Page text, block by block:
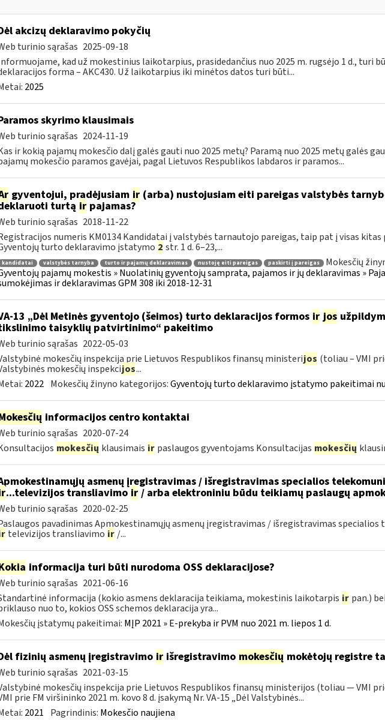
akcizų deklaravimo pokyčių
turinio sąrašas 2025-09-18
kad už mokestinius laikotarpius, prasidedančius nuo 2025 m. rugsėjo 1 d., turi
forma – AKC430. Už laikotarpius iki minėtos datos turi būti...
2025
skyrimo klausimais
turinio sąrašas 2024-11-19
ir kokią pajamų mokesčio dalį galės gauti nuo 2025 metų? Paramą nuo 2025 metų galės
mokesčio paramos gavėjai, pagal Lietuvos Respublikos labdaros ir paramos...
gyventojui, pradėjusiam ir(arba) nustojusiam eiti pareigas valstybės
turtą irpajamas?
turinio sąrašas 2018-11-22
numeris KM0134 Kandidatai į valstybės tarnautojo pareigas, taip pat į visas kitas
turto deklaravimo įstatymo 2 str. 1 d. 6–23,...
kandidatai valstybės tarnyba turto ir pajamų deklaravimas nustoję eiti pareigas paskirti į pareigas
Mokesčių
pajamų mokestis » Nuolatinių gyventojų samprata, pajamos ir jų deklaravimas »
ir deklaravimas GPM 308 iki 2018-12-31
13 „Dėl Metinės gyventojo (šeimos) turto deklaracijos formos ir jos
taisyklių patvirtinimo“ pakeitimo
turinio sąrašas 2022-05-03
mokesčių inspekcija prie Lietuvos Respublikos finansų ministerijos (toliau – VMI
mokesčių inspekcijos...
2022 Mokesčių žinyno kategorijos:Gyventojų turto deklaravimo įstatymo pakeitimai
informacijos centro kontaktai
turinio sąrašas 2020-07-24
mokesčių klausimais ir paslaugos gyventojams Konsultacijas mokesčių
asmenų įregistravimas / išregistravimas specialios
...televizijos transliavimo ir/ arba elektroniniu būdu teikiamų paslaugų
turinio sąrašas 2020-02-25
pavadinimas Apmokestinamųjų asmenų įregistravimas / išregistravimas specialios
televizijos transliavimo ir /...
informacija turi būti nurodoma OSS deklaracijose?
turinio sąrašas 2021-06-16
informacija (kokio asmens deklaracija teikiama, mokestinis laikotarpis ir pan.)
nuo to, kokios OSS schemos deklaracija yra...
įstatymų pakeitimai: MĮP 2021 » E-prekyba ir PVM nuo 2021 m. liepos 1 d.
fizinių asmenų įregistravimo irišregistravimo mokesčių mokėtojų registre
turinio sąrašas 2021-03-15
mokesčių inspekcija prie Lietuvos Respublikos finansų ministerijos (toliau ― VMI
prie FM viršininko 2021 m. kovo 8 d. įsakymą Nr. VA-15 „Dėl Valstybinės...
2021 Pagrindinis: Mokesčio naujiena